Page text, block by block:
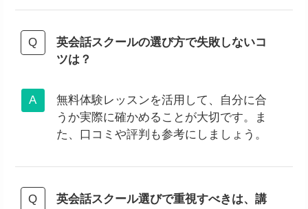
英会話スクールの選び方で失敗しないコ
ツは？
無料体験レッスンを活用して、自分に合
うか実際に確かめることが大切です。ま
た、口コミや評判も参考にしましょう。
英会話スクール選びで重視すべきは、講